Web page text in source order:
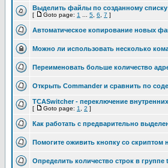
Выделить файлы по созданному списку
[ Goto page: 1 5 6 7 ]
Автоматическое копирование новых
Можно ли использовать несколько
Переименовать больше количество
Открыть Commander и сравнить по
TCASwitcher - переключение
[ Goto page: 1 2 ]
Как работать с предварительно
Помогите оживить кнопку со скриптом
Определить количество строк в